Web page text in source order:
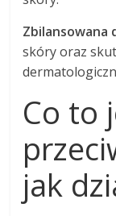
Zbilansowana
skóry oraz
Co to
jak